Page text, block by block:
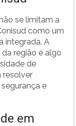
se limitam a
como um
integrada. A
região é algo
de
resolver
e
em